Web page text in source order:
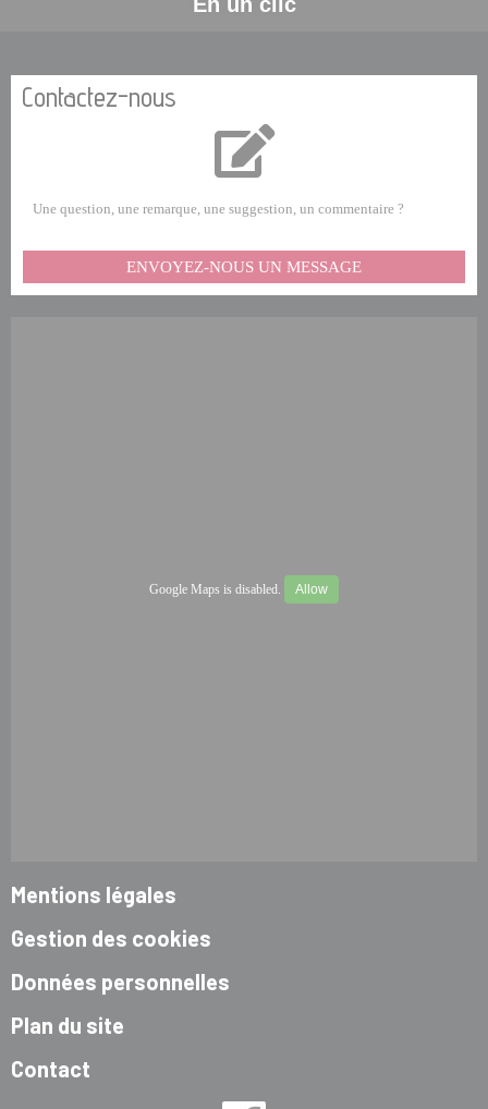
Contactez-nous
Une question, une remarque, une suggestion, un commentaire ?
ENVOYEZ-NOUS UN MESSAGE
Google Maps is disabled. Allow
Mentions légales
Gestion des cookies
Données personnelles
Plan du site
Contact